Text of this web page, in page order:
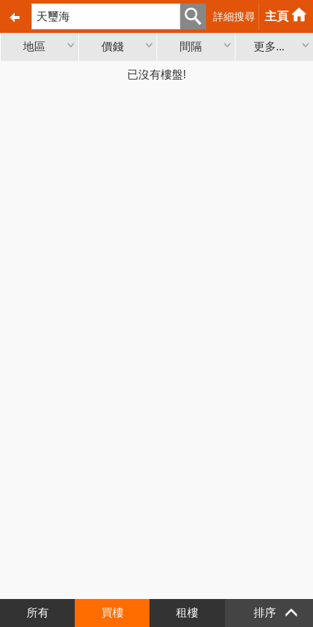
詳細搜尋 主頁
地區 價錢 間隔 更多...
已沒有樓盤!
所有 買樓 租樓 排序